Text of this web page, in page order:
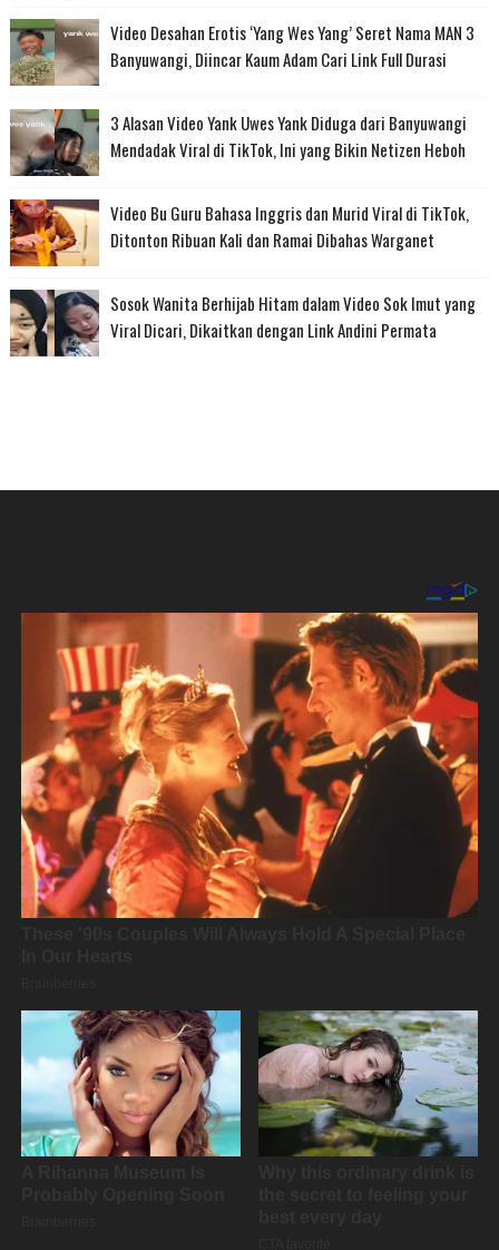
Video Desahan Erotis ‘Yang Wes Yang’ Seret Nama MAN 3
Banyuwangi, Diincar Kaum Adam Cari Link Full Durasi
3 Alasan Video Yank Uwes Yank Diduga dari Banyuwangi
Mendadak Viral di TikTok, Ini yang Bikin Netizen Heboh
Video Bu Guru Bahasa Inggris dan Murid Viral di TikTok,
Ditonton Ribuan Kali dan Ramai Dibahas Warganet
Sosok Wanita Berhijab Hitam dalam Video Sok Imut yang
Viral Dicari, Dikaitkan dengan Link Andini Permata